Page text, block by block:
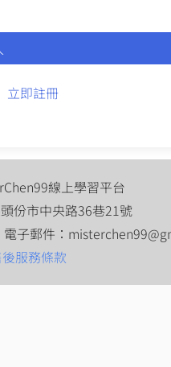
立即註冊
線上學習平台
份市中央路36巷21號
子郵件：
服務條款